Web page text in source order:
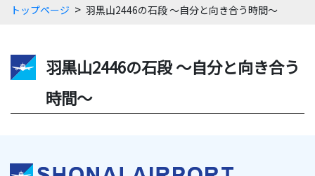
トップページ > 羽黒山2446の石段 ～自分と向き合う時間～
羽黒山2446の石段 ～自分と向き合う
時間～